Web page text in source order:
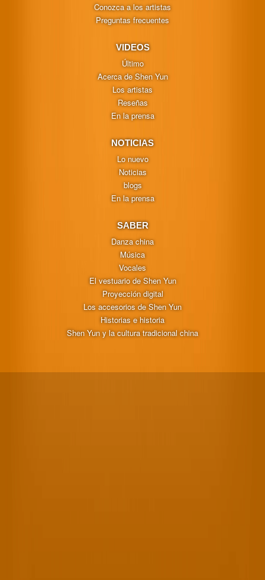
Conozca a los artistas
Preguntas frecuentes
VIDEOS
Último
Acerca de Shen Yun
Los artistas
Reseñas
En la prensa
NOTICIAS
Lo nuevo
Noticias
blogs
En la prensa
SABER
Danza china
Música
Vocales
El vestuario de Shen Yun
Proyección digital
Los accesorios de Shen Yun
Historias e historia
Shen Yun y la cultura tradicional china